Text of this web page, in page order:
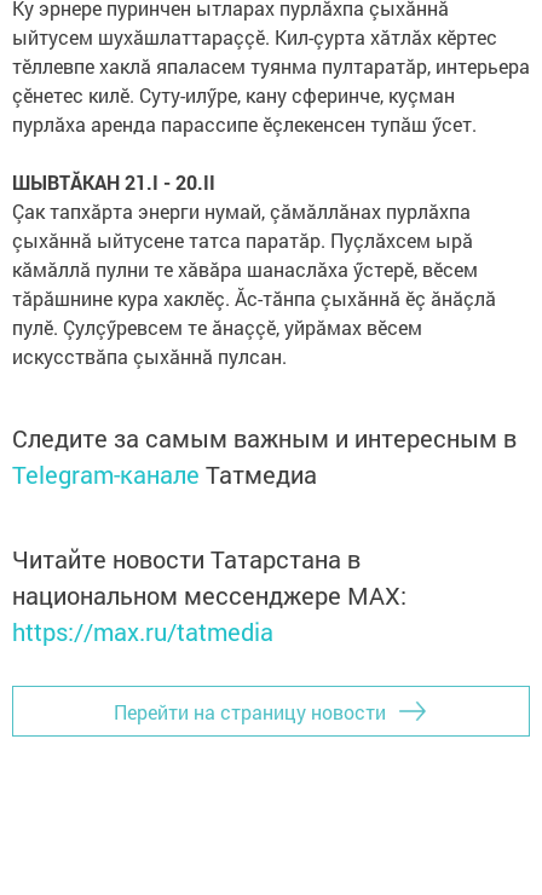
Ку эрнере пуринчен ытларах пурлăхпа çыхăннă
ыйтусем шу­хăшлаттараççӗ. Кил-çурта хăтлăх кӗртес
тӗллевпе хаклă япаласем туянма пултаратăр, интерьера
çӗнетес килӗ. Суту-илӳре, кану сферинче, куçман
пурлăха аренда парассипе ӗçлекенсен тупăш ӳсет.
ШЫВТĂКАН 21.I - 20.II
Çак тапхăрта энерги нумай, çăмăллăнах пурлăхпа
çыхăннă ыйтусене татса паратăр. Пуçлăхсем ырă
кăмăллă пулни те хăвăра шанаслăха ӳстерӗ, вӗсем
тăрăшнине кура хаклӗç. Ăс-тăнпа çыхăннă ӗç ăнăçлă
пулӗ. Çулçӳревсем те ăнаççӗ, уйрăмах вӗсем
искусствăпа çыхăннă пулсан.
Следите за самым важным и интересным в
Telegram-канале Татмедиа
Читайте новости Татарстана в
национальном мессенджере MАХ:
https://max.ru/tatmedia
Перейти на страницу новости